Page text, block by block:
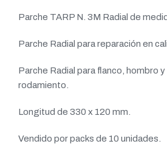
Parche TARP N. 3M Radial de
Parche Radial para reparación en
Parche Radial para flanco, hombro
rodamiento.
Longitud de 330 x 120 mm.
Vendido por packs de 10 unidades.